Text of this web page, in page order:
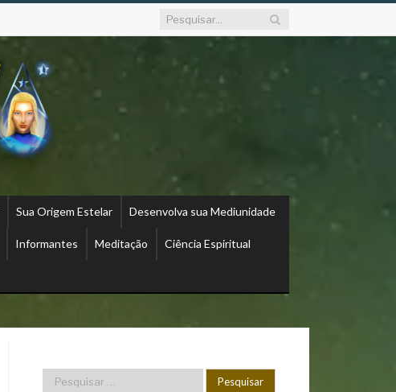
Sua Origem Estelar Desenvolva sua Mediunidade
Informantes Meditação Ciência Espiritual